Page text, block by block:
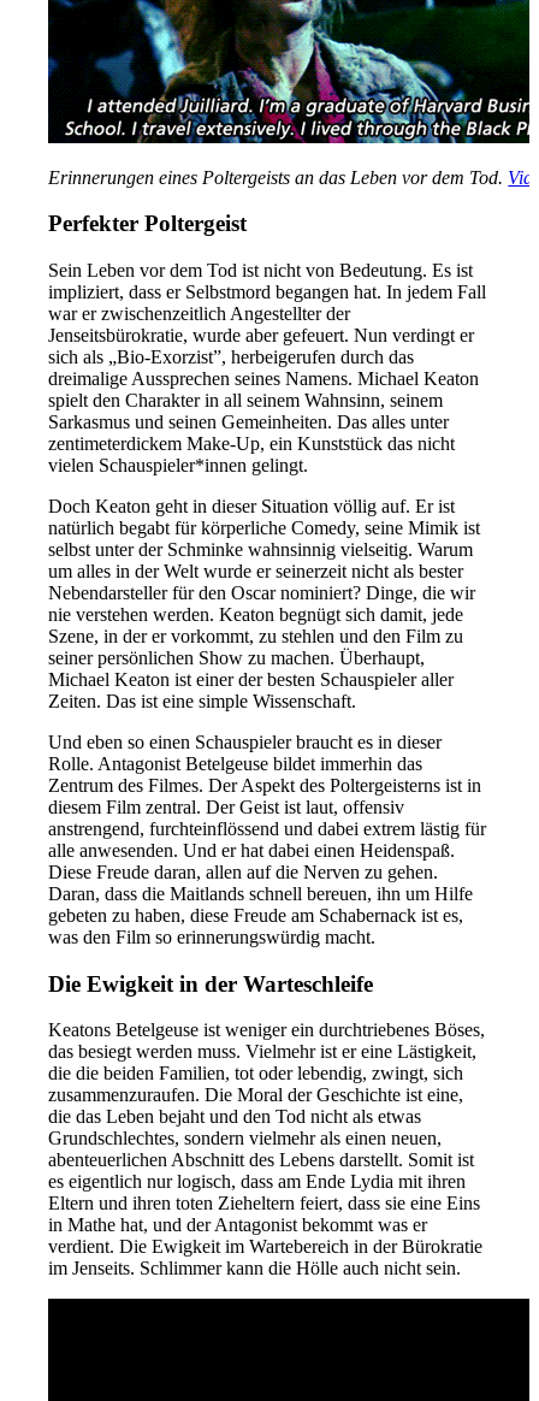
Erinnerungen eines Poltergeists an das Leben vor dem Tod. Via
Perfekter Poltergeist
Sein Leben vor dem Tod ist nicht von Bedeutung. Es ist
impliziert, dass er Selbstmord begangen hat. In jedem Fall
war er zwischenzeitlich Angestellter der
Jenseitsbürokratie, wurde aber gefeuert. Nun verdingt er
sich als „Bio-Exorzist”, herbeigerufen durch das
dreimalige Aussprechen seines Namens. Michael Keaton
spielt den Charakter in all seinem Wahnsinn, seinem
Sarkasmus und seinen Gemeinheiten. Das alles unter
zentimeterdickem Make-Up, ein Kunststück das nicht
vielen Schauspieler*innen gelingt.
Doch Keaton geht in dieser Situation völlig auf. Er ist
natürlich begabt für körperliche Comedy, seine Mimik ist
selbst unter der Schminke wahnsinnig vielseitig. Warum
um alles in der Welt wurde er seinerzeit nicht als bester
Nebendarsteller für den Oscar nominiert? Dinge, die wir
nie verstehen werden. Keaton begnügt sich damit, jede
Szene, in der er vorkommt, zu stehlen und den Film zu
seiner persönlichen Show zu machen. Überhaupt,
Michael Keaton ist einer der besten Schauspieler aller
Zeiten. Das ist eine simple Wissenschaft.
Und eben so einen Schauspieler braucht es in dieser
Rolle. Antagonist Betelgeuse bildet immerhin das
Zentrum des Filmes. Der Aspekt des Poltergeisterns ist in
diesem Film zentral. Der Geist ist laut, offensiv
anstrengend, furchteinflössend und dabei extrem lästig für
alle anwesenden. Und er hat dabei einen Heidenspaß.
Diese Freude daran, allen auf die Nerven zu gehen.
Daran, dass die Maitlands schnell bereuen, ihn um Hilfe
gebeten zu haben, diese Freude am Schabernack ist es,
was den Film so erinnerungswürdig macht.
Die Ewigkeit in der Warteschleife
Keatons Betelgeuse ist weniger ein durchtriebenes Böses,
das besiegt werden muss. Vielmehr ist er eine Lästigkeit,
die die beiden Familien, tot oder lebendig, zwingt, sich
zusammenzuraufen. Die Moral der Geschichte ist eine,
die das Leben bejaht und den Tod nicht als etwas
Grundschlechtes, sondern vielmehr als einen neuen,
abenteuerlichen Abschnitt des Lebens darstellt. Somit ist
es eigentlich nur logisch, dass am Ende Lydia mit ihren
Eltern und ihren toten Zieheltern feiert, dass sie eine Eins
in Mathe hat, und der Antagonist bekommt was er
verdient. Die Ewigkeit im Wartebereich in der Bürokratie
im Jenseits. Schlimmer kann die Hölle auch nicht sein.